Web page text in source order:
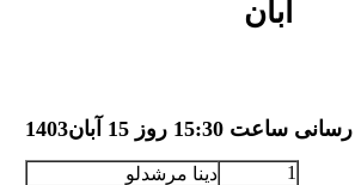
آبان
15:30 روز 15 آبان1403
1
دینا مرشدلو